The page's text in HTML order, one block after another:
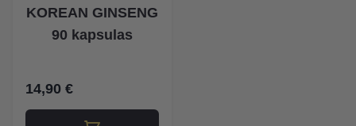
KOREAN GINSENG
90 kapsulas
14,90 €